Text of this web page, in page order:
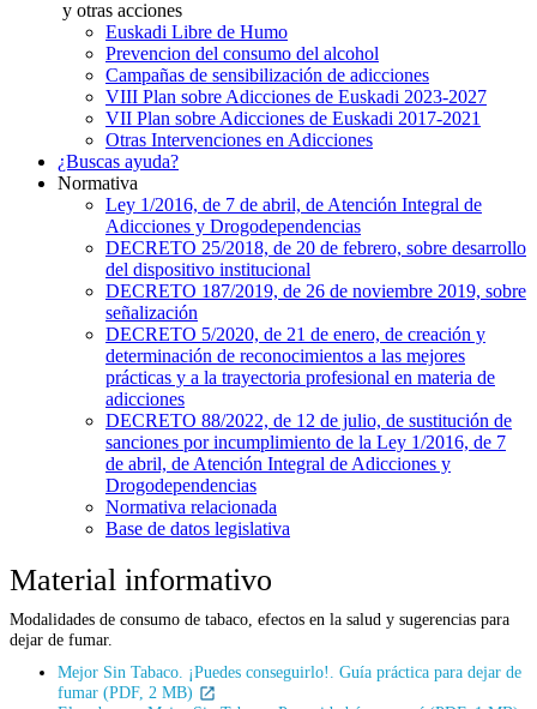
y otras acciones
Euskadi Libre de Humo
Prevencion del consumo del alcohol
Campañas de sensibilización de adicciones
VIII Plan sobre Adicciones de Euskadi 2023-2027
VII Plan sobre Adicciones de Euskadi 2017-2021
Otras Intervenciones en Adicciones
¿Buscas ayuda?
Normativa
Ley 1/2016, de 7 de abril, de Atención Integral de
Adicciones y Drogodependencias
DECRETO 25/2018, de 20 de febrero, sobre desarrollo
del dispositivo institucional
DECRETO 187/2019, de 26 de noviembre 2019, sobre
señalización
DECRETO 5/2020, de 21 de enero, de creación y
determinación de reconocimientos a las mejores
prácticas y a la trayectoria profesional en materia de
adicciones
DECRETO 88/2022, de 12 de julio, de sustitución de
sanciones por incumplimiento de la Ley 1/2016, de 7
de abril, de Atención Integral de Adicciones y
Drogodependencias
Normativa relacionada
Base de datos legislativa
Material informativo
Modalidades de consumo de tabaco, efectos en la salud y sugerencias para
dejar de fumar.
Mejor Sin Tabaco. ¡Puedes conseguirlo!. Guía práctica para dejar de
fumar (PDF, 2 MB)